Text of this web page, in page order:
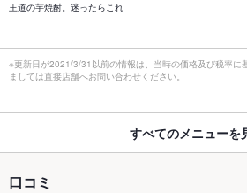
王道の芋焼酎。迷ったらこれ
※更新日が2021/3/31以前の情報は、当時の価格及び税率に
ましては直接店舗へお問い合わせください。
すべてのメニューを
口コミ